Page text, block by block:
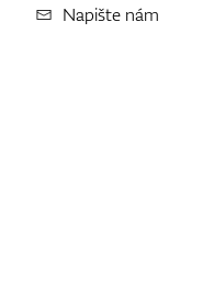
Napište nám